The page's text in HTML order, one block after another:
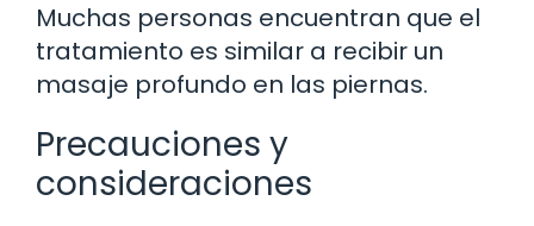
Muchas personas encuentran que el
tratamiento es similar a recibir un
masaje profundo en las piernas.
Precauciones y
consideraciones